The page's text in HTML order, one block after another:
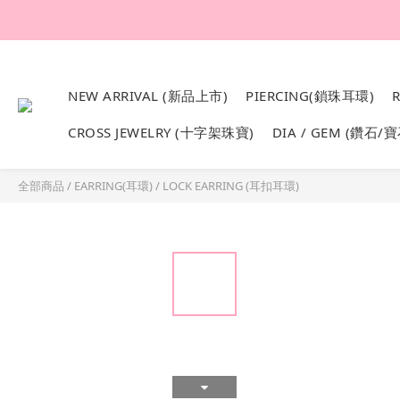
NEW ARRIVAL (新品上市) PIERCING(鎖珠耳環)
CROSS JEWELRY (十字架珠寶) DIA / GEM (鑽石/
全部商品 / EARRING(耳環)/ LOCK EARRING (耳扣耳環)